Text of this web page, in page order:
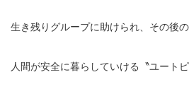
生き残りグループに助けられ、その後の
人間が安全に暮らしていける〝ユート